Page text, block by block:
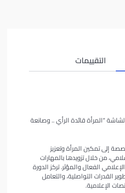
التقييمات
“المرأة قائدة الرأي .. وصانعة
إلى تمكين المرأة وتعزيز
من خلال تزويدها بالمهارات
الفعال والمؤثر. تركز الدورة
القدرات التواصلية، والتعامل
الإعلامية.